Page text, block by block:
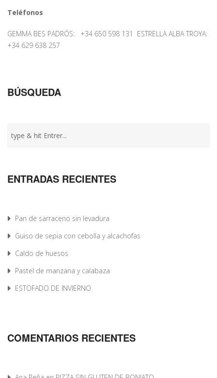
Teléfonos
GEMMA BES PADRÓS: +34 650 598 131 ESTRELLA ALBA TROYA:
+34 629 638 257
BÚSQUEDA
ENTRADAS RECIENTES
Pan de sarraceno sin levadura
Guiso de sepia con cebolla y alcachofas
Caldo de huesos
Pastel de manzana y calabaza
ESTOFADO DE INVIERNO
COMENTARIOS RECIENTES